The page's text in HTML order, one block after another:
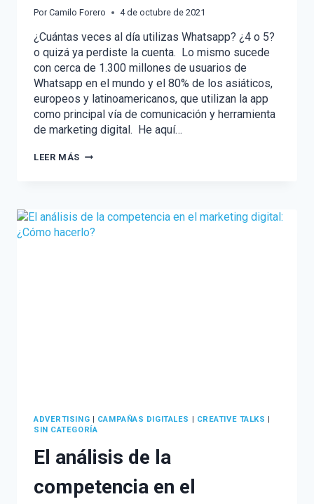
Por Camilo Forero 4 de octubre de 2021
¿Cuántas veces al día utilizas Whatsapp? ¿4 o 5?
o quizá ya perdiste la cuenta. Lo mismo sucede
con cerca de 1.300 millones de usuarios de
Whatsapp en el mundo y el 80% de los asiáticos,
europeos y latinoamericanos, que utilizan la app
como principal vía de comunicación y herramienta
de marketing digital. He aquí…
LEER MÁS 10
PARA
TU
NEGOCIO
ADVERTISING | CAMPAÑAS DIGITALES | CREATIVE TALKS |
SIN CATEGORÍA
El análisis de la
competencia en el